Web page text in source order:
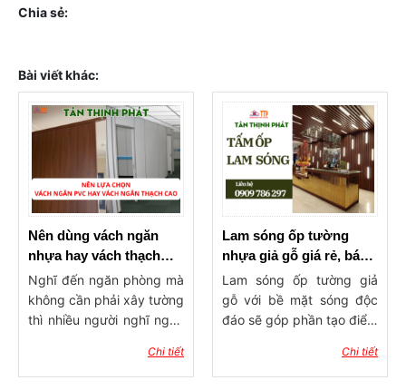
Chia sẻ:
Bài viết khác:
Nên dùng vách ngăn
nhựa hay vách thạch
cao ngăn phòng?
Nghĩ đến ngăn phòng mà
không cần phải xây tường
thì nhiều người nghĩ ngay
biến hiện nay đó là vách
ngăn nhựa và vách thạch
Chi tiết
Lam sóng ốp tường
nhựa giả gỗ giá rẻ, báo
giá lam ốp tường, trần
Lam sóng ốp tường giả
gỗ với bề mặt sóng độc
đáo sẽ góp phần tạo điểm
trình xây dựng. Sản phẩm
có tính ứng dụng rộng rãi,
Chi tiết